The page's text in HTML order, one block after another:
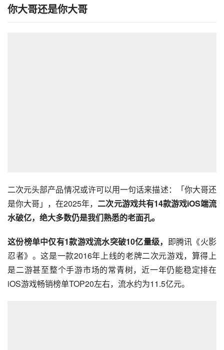
你大哥还是你大哥
二次元头部产品情况或许可以用一句话来描述：「你大哥还
是你大哥」，在2025年， 二次元游戏共有14款游戏iOS端流
水破亿，绝大多数仍是我们熟悉的老面孔。
这份榜单中仅有1款游戏流水突破10亿量级， 即腾讯《火影
忍者》。这是一款2016年上线的老牌二次元游戏，算得上
是二游甚至整个手游市场的常青树，近一年仍能稳定排在
iOS游戏畅销榜单TOP20左右，流水约为11.5亿元。